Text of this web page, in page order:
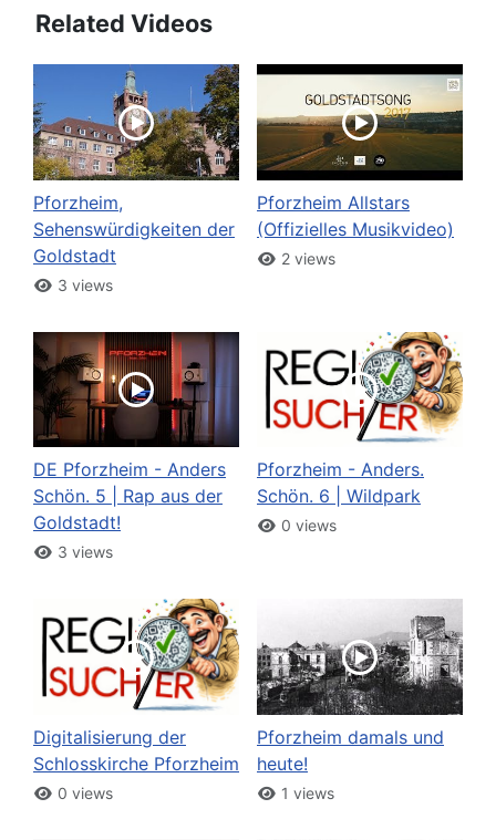
Related Videos
Pforzheim,
Sehenswürdigkeiten der
Goldstadt
3 views
Pforzheim Allstars
(Offizielles Musikvideo)
2 views
DE Pforzheim - Anders
Schön. 5 | Rap aus der
Goldstadt!
3 views
Pforzheim - Anders.
Schön. 6 | Wildpark
0 views
Digitalisierung der
Schlosskirche Pforzheim
0 views
Pforzheim damals und
heute!
1 views